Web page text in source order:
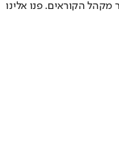
מקהל הקוראים. פנו אלינו